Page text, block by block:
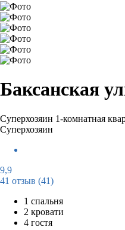
Баксанская
Суперхозяин 1-комнатная
Суперхозяин
9,9
41 отзыв (41)
1 спальня
2 кровати
4 гостя